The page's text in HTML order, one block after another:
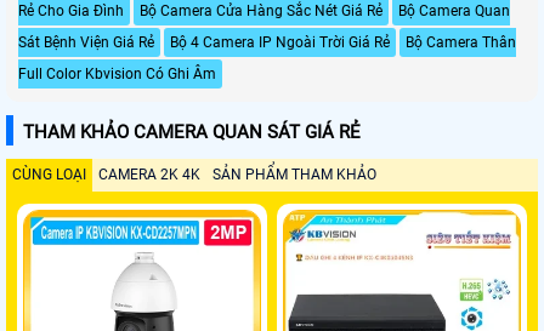
Rẻ Cho Gia Đình
Bộ Camera Cửa Hàng Sắc Nét Giá Rẻ
Bộ Camera Quan
Sát Bệnh Viện Giá Rẻ
Bộ 4 Camera IP Ngoài Trời Giá Rẻ
Bộ Camera Thân
Full Color Kbvision Có Ghi Âm
THAM KHẢO CAMERA QUAN SÁT GIÁ RẺ
CÙNG LOẠI CAMERA 2K 4K SẢN PHẨM THAM KHẢO